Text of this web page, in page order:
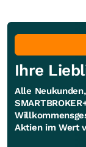
Ihre
Alle
Aktien im Wert